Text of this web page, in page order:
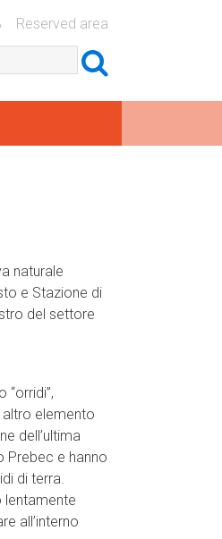
Reserved area
naturale
e Stazione di
del settore
altro elemento
dell’ultima
Prebec e hanno
di terra.
lentamente
all’interno